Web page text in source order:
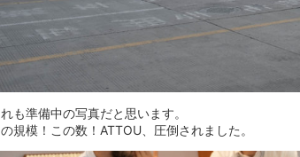
も準備中の写真だと思います。
規模！この数！ATTOU、圧倒されました。